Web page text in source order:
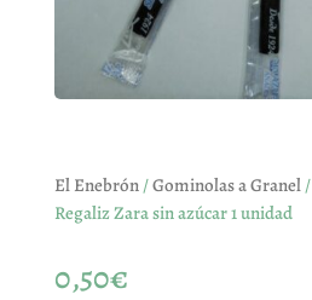
El Enebrón/Gominolas a Granel/
Regaliz Zara sin azúcar 1 unidad
0,50€